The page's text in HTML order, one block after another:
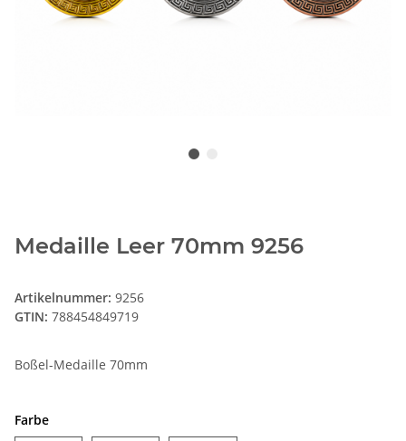
Medaille Leer 70mm 9256
Artikelnummer: 9256
GTIN: 788454849719
Boßel-Medaille 70mm
Farbe